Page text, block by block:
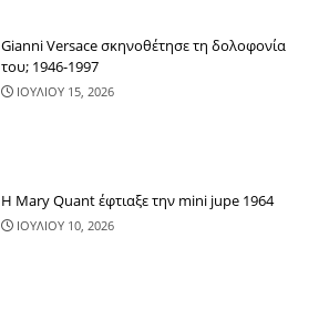
Gianni Versace σκηνοθέτησε τη δολοφονία
του; 1946-1997
ΙΟΥΛΙΟΥ 15, 2026
Η Mary Quant έφτιαξε την mini jupe 1964
ΙΟΥΛΙΟΥ 10, 2026